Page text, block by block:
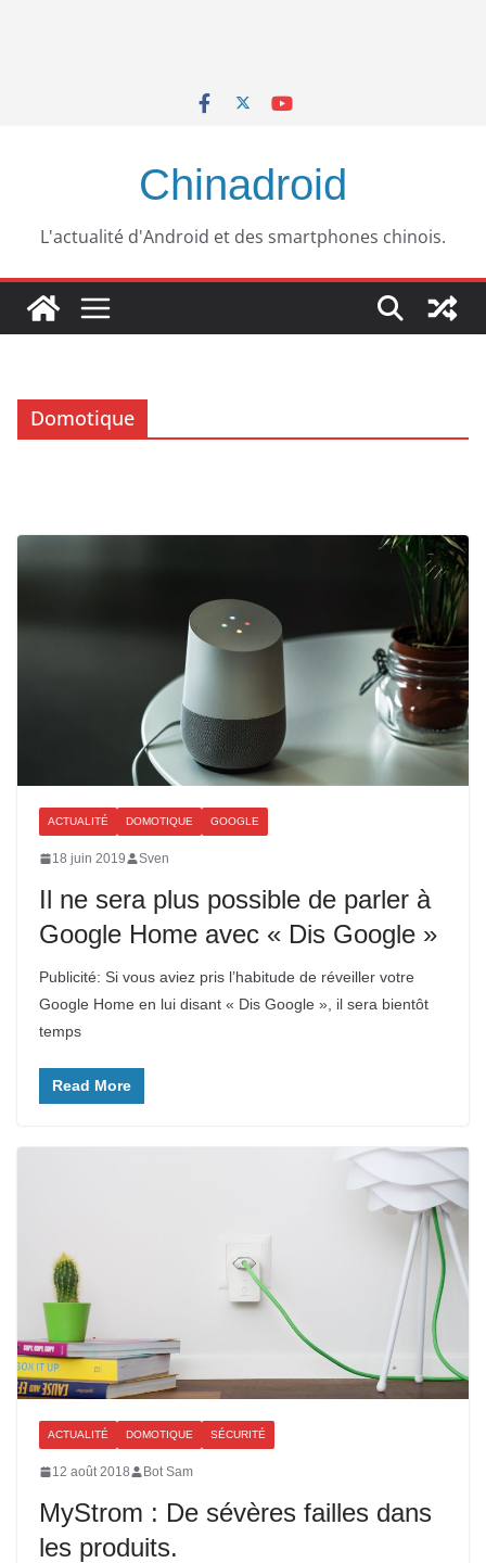
Chinadroid
L'actualité d'Android et des smartphones chinois.
Domotique
ACTUALITÉ DOMOTIQUE GOOGLE
18 juin 2019 Sven
Il ne sera plus possible de parler à
Google Home avec « Dis Google »
Publicité: Si vous aviez pris l’habitude de réveiller votre
Google Home en lui disant « Dis Google », il sera bientôt
temps
Read More
ACTUALITÉ DOMOTIQUE SÉCURITÉ
12 août 2018 Bot Sam
MyStrom : De sévères failles dans
les produits.